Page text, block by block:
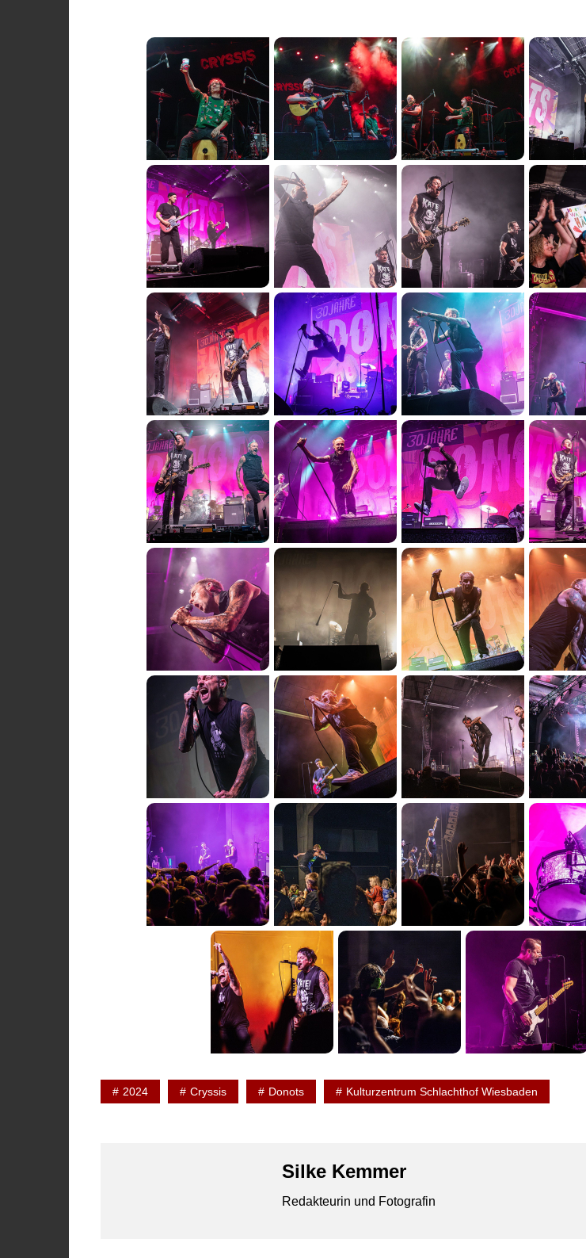
2024 Cryssis Donots Kulturzentrum Schlachthof Wiesbaden
Silke Kemmer
Redakteurin und Fotografin